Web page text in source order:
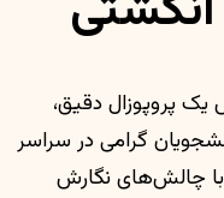
پروپوزال دقیق،
گرامی در سراسر
با چالش‌های نگارش